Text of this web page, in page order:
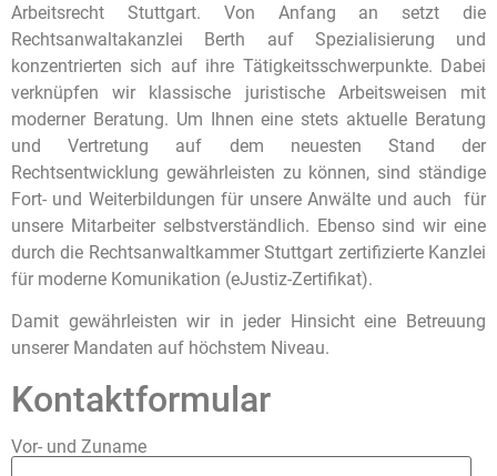
Arbeitsrecht Stuttgart. Von Anfang an setzt die
Rechtsanwaltakanzlei Berth auf Spezialisierung und
konzentrierten sich auf ihre Tätigkeitsschwerpunkte. Dabei
verknüpfen wir klassische juristische Arbeitsweisen mit
moderner Beratung. Um Ihnen eine stets aktuelle Beratung
und Vertretung auf dem neuesten Stand der
Rechtsentwicklung gewährleisten zu können, sind ständige
Fort- und Weiterbildungen für unsere Anwälte und auch für
unsere Mitarbeiter selbstverständlich. Ebenso sind wir eine
durch die Rechtsanwaltkammer Stuttgart zertifizierte Kanzlei
für moderne Komunikation (eJustiz-Zertifikat).
Damit gewährleisten wir in jeder Hinsicht eine Betreuung
unserer Mandaten auf höchstem Niveau.
Kontaktformular
Vor- und Zuname